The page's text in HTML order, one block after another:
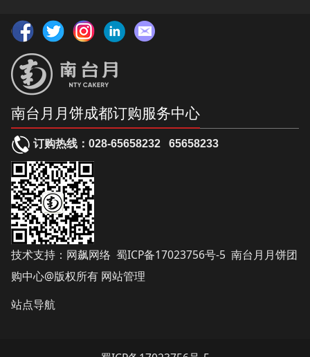
南台月月饼成都订购服务中心
订购热线： 028-65658232 65658233
技术支持： 网飙网络 蜀ICP备17023756号-5 南台月月饼团
购中心@版权所有 网站管理
站点导航